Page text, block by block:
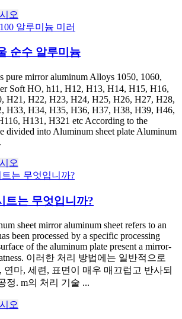
오
순수 알루미늄
pure mirror aluminum Alloys 1050, 1060,
Soft HO, h11, H12, H13, H14, H15, H16,
H21, H22, H23, H24, H25, H26, H27, H28,
H33, H34, H35, H36, H37, H38, H39, H46,
H131, H321 etc According to the
divided into Aluminum sheet plate Aluminum
오
트는 무엇입니까?
sheet mirror aluminum sheet refers to an
been processed by a specific processing
of the aluminum plate present a mirror-
. 이러한 처리 방법에는 일반적으로
연마, 세련, 표면이 매우 매끄럽고 반사되
정. m의 처리 기술 ...
오